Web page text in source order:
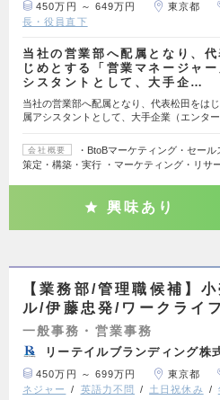
450万円 ～ 649万円 東京都
長・役員直下
当社の営業部へ配属となり、
じめとする「営業マネージャ
シスタントとして、大手企…
当社の営業部へ配属となり、代表松田をは
属アシスタントとして、大手企業（エンタ
会社概要
・BtoBマーケティング・セー
策定・構築・実行 ・マーケティング・リサ
興味あり
【業務部/管理職候補】
ル/伊藤忠発/ワークライ
一般事務・営業事務
リーテイルブランディング株
450万円 ～ 699万円 東京都
ネジャー
英語力不問 土日祝休み